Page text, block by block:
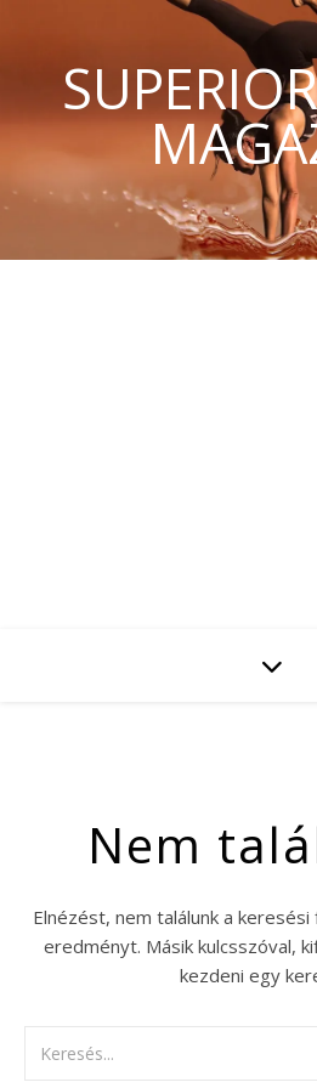
Nem
Elnézést, nem találunk a
eredményt. Másik kulcsszóval,
kezdeni egy